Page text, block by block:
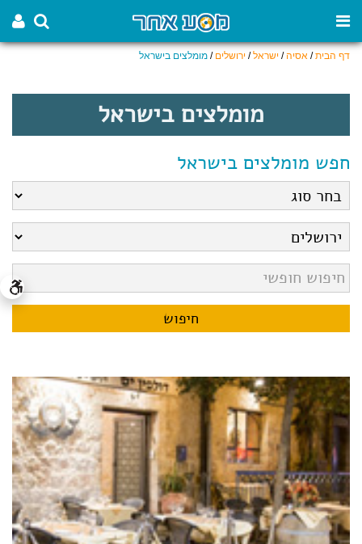
דף הבית/ אסיה/ ישראל/ ירושלים / מומלצים בישראל
מומלצים בישראל
חפש מומלצים בישראל